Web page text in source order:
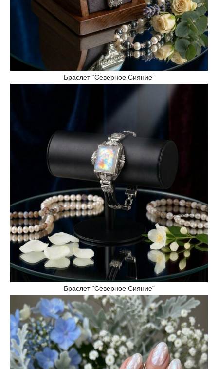
Браслет “Северное Сияние”
Браслет “Северное Сияние”